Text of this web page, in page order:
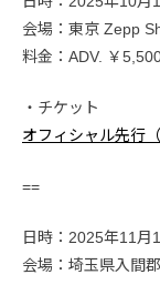
会場：東京 Zepp
料金：ADV. ￥
・チケット
オフィシャル先行（
==
日時：2025年11月
会場：埼玉県入間